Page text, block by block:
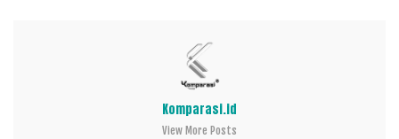
Komparasi.id
View More Posts